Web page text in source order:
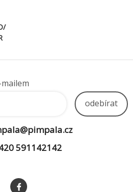
odebírat
591142142